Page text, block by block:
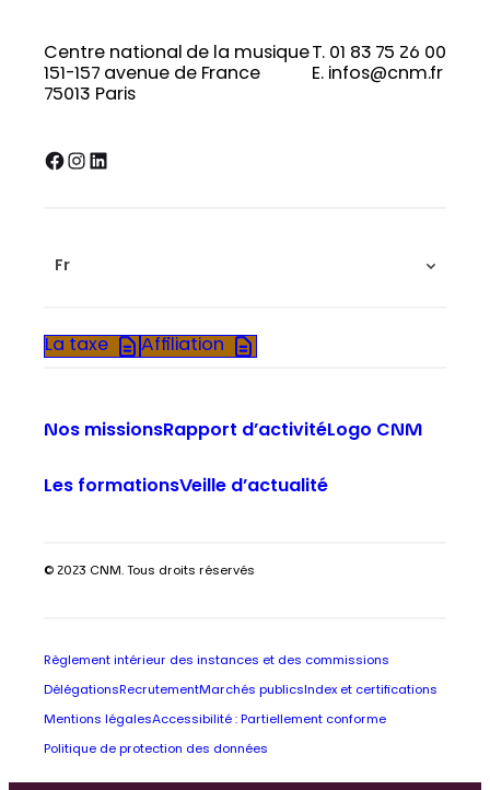
Centre national de la musique
151-157 avenue de France
75013 Paris
T. 01 83 75 26 00
E. infos@cnm.fr
Facebook InstagramLinkedIn
Fr
La taxe Affiliation
Nos missionsRapport d’activitéLogo CNM
Les formationsVeille d’actualité
© 2023 CNM. Tous droits réservés
Règlement intérieur des instances et des commissions
Délégations RecrutementMarchés publics Index et certifications
Mentions légalesAccessibilité : Partiellement conforme
Politique de protection des données